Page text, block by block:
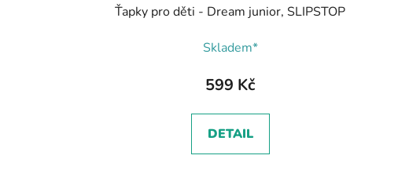
Ťapky pro děti - Dream junior, SLIPSTOP
Skladem*
599 Kč
DETAIL